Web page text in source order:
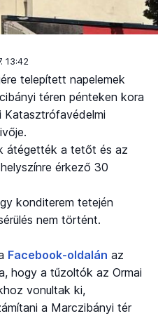
13:42
telepített napelemek
téren pénteken kora
Katasztrófavédelmi
átégették a tetőt és az
érkező 30
konditerem tetején
nem történt.
Facebook-oldalán az
hogy a tűzoltók az Ormai
vonultak ki,
a Marczibányi tér